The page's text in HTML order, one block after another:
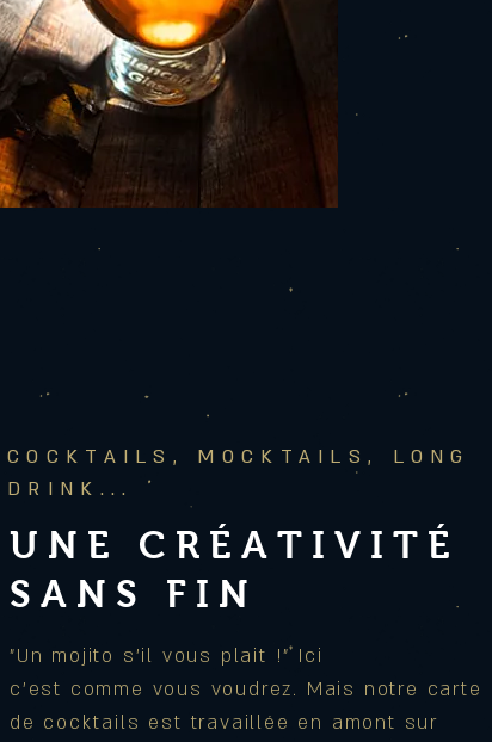
"Un mojito s'il vous plait !" Ici
c'est comme vous voudrez. Mais notre carte
de cocktails est travaillée en amont sur
COCKTAILS, MOCKTAILS, LONG
DRINK...
UNE CRÉATIVITÉ
SANS FIN